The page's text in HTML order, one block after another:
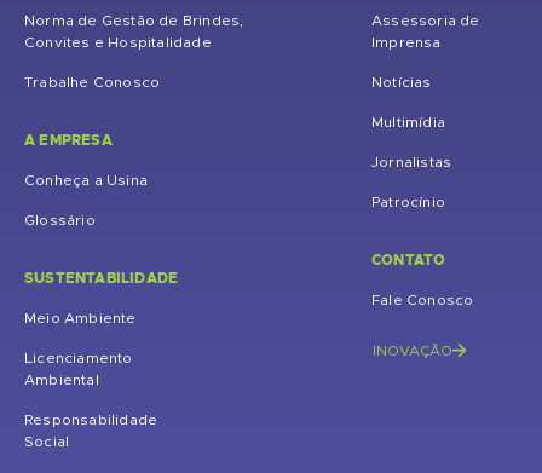
Norma de Gestão de Brindes,
Convites e Hospitalidade
Trabalhe Conosco
A EMPRESA
Conheça a Usina
Glossário
SUSTENTABILIDADE
Meio Ambiente
Licenciamento
Ambiental
Responsabilidade
Social
Assessoria de
Imprensa
Notícias
Multimídia
Jornalistas
Patrocínio
CONTATO
Fale Conosco
INOVAÇÃO